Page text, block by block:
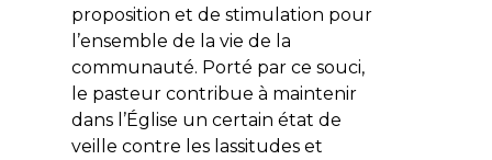
proposition et de stimulation pour
l’ensemble de la vie de la
communauté. Porté par ce souci,
le pasteur contribue à maintenir
dans l’Église un certain état de
veille contre les lassitudes et